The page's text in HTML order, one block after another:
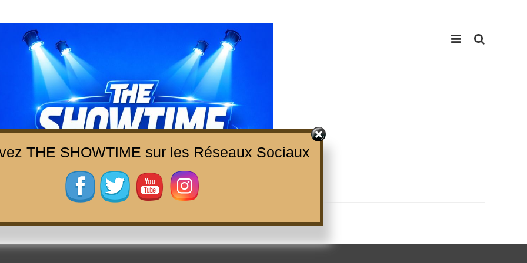
SHOWTIME
magazine sur l'actualité concerts, festivals et showcases
ACCUEIL À PROPOS
THE SHOWTIME sur les Réseaux Sociaux